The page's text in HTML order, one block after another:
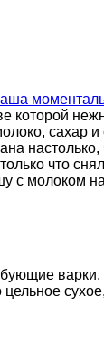
которой
сахар
настолько,
что
с молоком на
варки,